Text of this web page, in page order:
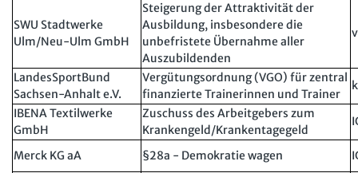
SWU Stadtwerke
Ulm/Neu-Ulm GmbH
Steigerung der Attraktivität der
Ausbildung, insbesondere die
unbefristete Übernahme aller
Auszubildenden
LandesSportBund
Sachsen-Anhalt e.V.
Vergütungsordnung (VGO) für zentral
finanzierte Trainerinnen und Trainer
IBENA Textilwerke
GmbH
Zuschuss des Arbeitgebers zum
Krankengeld/Krankentagegeld
Merck KG aA §28a - Demokratie wagen